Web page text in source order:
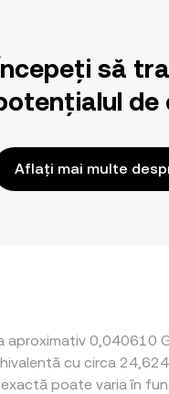
să
de
Aflați mai multe
0,040610
cu circa
exactă poate varia în